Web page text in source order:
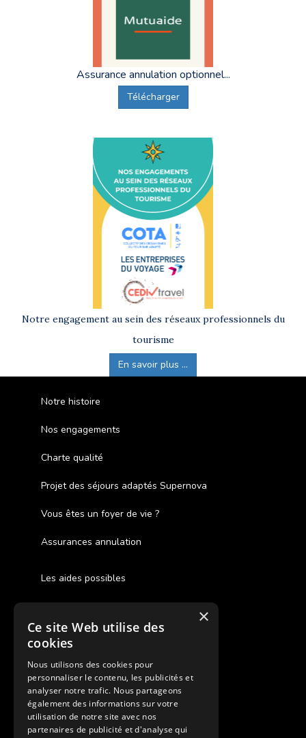
Assurance annulation optionnel...
Télécharger
Notre engagement au sein des réseaux professionnels du
tourisme
En savoir plus ...
Notre histoire
Nos engagements
Charte qualité
Projet des séjours adaptés Supernova
Vous êtes un foyer de vie ?
Assurances annulation
Les aides possibles
Cash Back
Pour les fratries
Facebook Supernova
Instagram Supernova
Colonie de vacances SUPERNOVA
×
Ce site Web utilise des
cookies
Nous utilisons des cookies pour
personnaliser le contenu, les publicités et
analyser notre trafic. Nous partageons
également des informations sur votre
utilisation de notre site avec nos
partenaires de publicité et d'analyse qui